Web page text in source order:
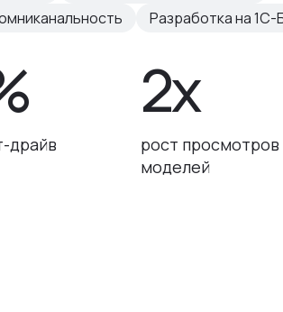
Разработка на 1С-
драйв
2x
рост
моделей